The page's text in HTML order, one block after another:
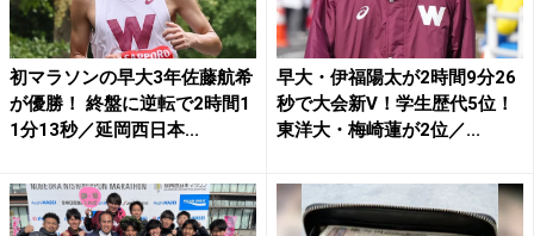
初マラソンの早大3年佐藤航希
が優勝！ 終盤に逆転で2時間1
1分13秒／延岡西日本...
早大・伊福陽太が2時間9分26
秒で大会新V！学生歴代5位！
東洋大・梅崎蓮が2位／...